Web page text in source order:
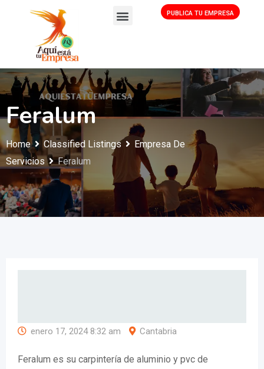
PUBLICA TU EMPRESA
Feralum
Home Classified Listings
Empresa De
Servicios
Feralum
enero 17, 2024 8:32 am Cantabria
Feralum es su carpintería de aluminio y pvc de